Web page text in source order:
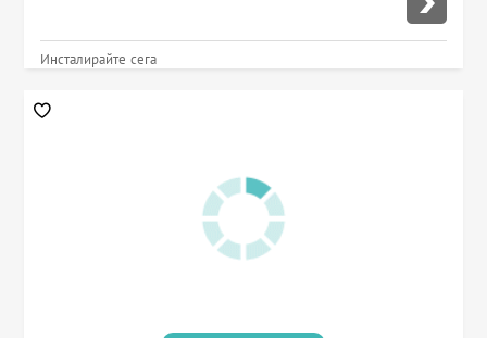
Инсталирайте сега